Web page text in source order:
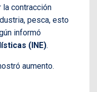
contracción
pesca, esto
informó
(INE).
aumento.